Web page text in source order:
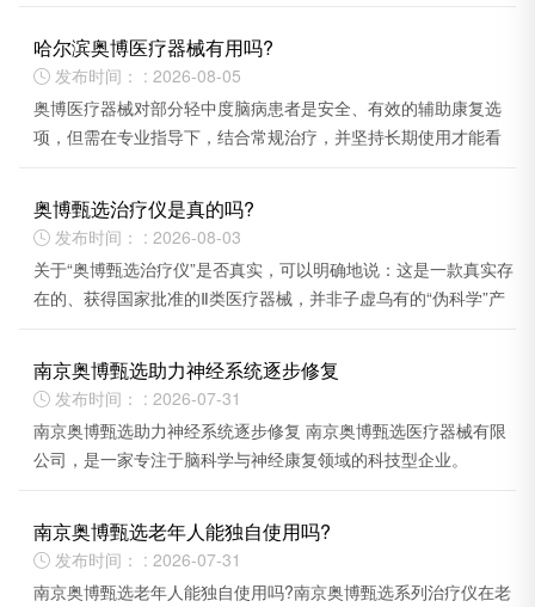
哈尔滨奥博医疗器械有用吗?
 发布时间： : 2026-08-05
奥博医疗器械对部分轻中度脑病患者是安全、有效的辅助康复选
项，但需在专业指导下，结合常规治疗，并坚持长期使用才能看
奥博甄选治疗仪是真的吗?
 发布时间： : 2026-08-03
关于“奥博甄选治疗仪”是否真实，可以明确地说：这是一款真实存
在的、获得国家批准的Ⅱ类医疗器械，并非子虚乌有的“伪科学”产
南京奥博甄选助力神经系统逐步修复
 发布时间： : 2026-07-31
南京奥博甄选助力神经系统逐步修复 南京奥博甄选医疗器械有限
公司，是一家专注于脑科学与神经康复领域的科技型企业。
南京奥博甄选老年人能独自使用吗?
 发布时间： : 2026-07-31
南京奥博甄选老年人能独自使用吗?南京奥博甄选系列治疗仪在老